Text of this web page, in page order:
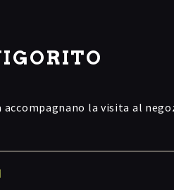
la visita al